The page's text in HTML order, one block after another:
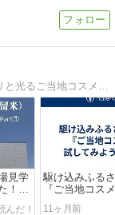
コスメコンシェルジュが、日本各地のキラリと光るご当地コスメやコスメの製造、コスメに関するよもやま話をご紹介します！
見学
！
駆け込みふる
『ご当地コス
みよう！その②
11ヶ月前